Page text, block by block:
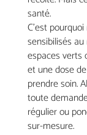
santé.
C’est
sensibilisés
espaces verts
et une dose
prendre soin.
toute
régulier ou
sur-mesure.